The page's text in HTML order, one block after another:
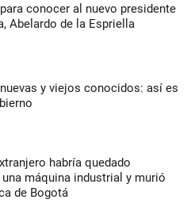
conocer al nuevo presidente
Abelardo de la Espriella
y viejos conocidos: así es
habría quedado
máquina industrial y murió
de Bogotá